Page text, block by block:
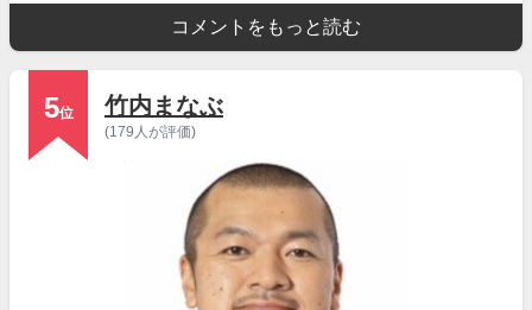
コメントをもっと読む
5位 竹内まなぶ
(179人が評価)